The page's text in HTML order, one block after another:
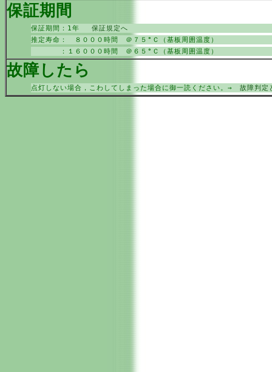
保証期間
保証期間：1年
保証規定へ
推定寿命： ８０００時間 ＠７５°Ｃ（基板周囲温度）
：１６０００時間 ＠６５°Ｃ（基板周囲温度）
故障したら
点灯しない場合，こわしてしまった場合に御一読ください。→ 故障判定